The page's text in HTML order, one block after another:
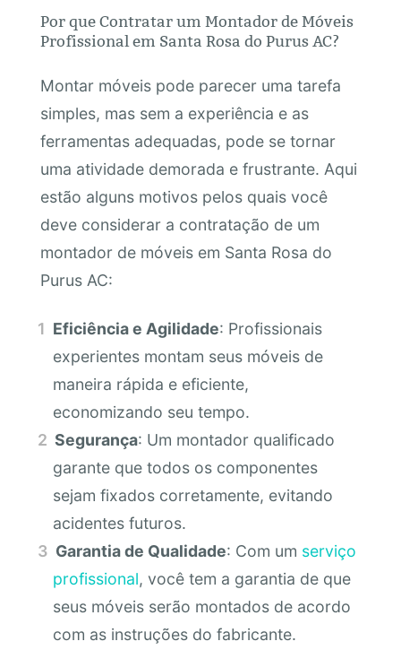
Por que Contratar um Montador de Móveis
Profissional em Santa Rosa do Purus AC?
Montar móveis pode parecer uma tarefa
simples, mas sem a experiência e as
ferramentas adequadas, pode se tornar
uma atividade demorada e frustrante. Aqui
estão alguns motivos pelos quais você
deve considerar a contratação de um
montador de móveis em Santa Rosa do
Purus AC:
Eficiência e Agilidade: Profissionais
experientes montam seus móveis de
maneira rápida e eficiente,
economizando seu tempo.
Segurança: Um montador qualificado
garante que todos os componentes
sejam fixados corretamente, evitando
acidentes futuros.
Garantia de Qualidade: Com um serviço
profissional, você tem a garantia de que
seus móveis serão montados de acordo
com as instruções do fabricante.